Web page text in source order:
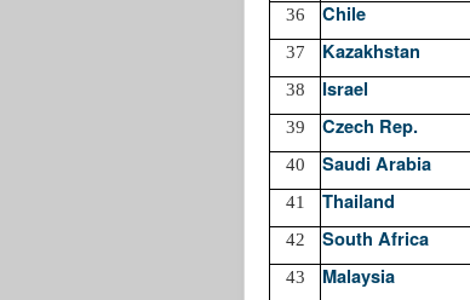
36 Chile
37 Kazakhstan
38 Israel
39 Czech Rep.
40 Saudi Arabia
41 Thailand
42 South Africa
43 Malaysia